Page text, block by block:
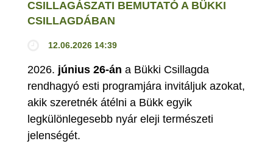
CSILLAGÁSZATI BEMUTATÓ A BÜKKI
CSILLAGDÁBAN
12.06.2026 14:39
2026. június 26-án a Bükki Csillagda
rendhagyó esti programjára invitáljuk azokat,
akik szeretnék átélni a Bükk egyik
legkülönlegesebb nyár eleji természeti
jelenségét.